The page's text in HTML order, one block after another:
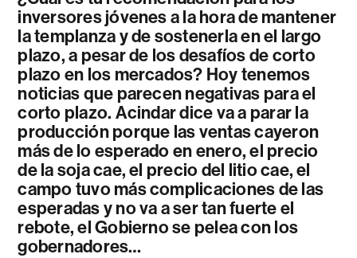
inversores jóvenes a la hora de mantener
la templanza y de sostenerla en el largo
plazo, a pesar de los desafíos de corto
plazo en los mercados? Hoy tenemos
noticias que parecen negativas para el
corto plazo. Acindar dice va a parar la
producción porque las ventas cayeron
más de lo esperado en enero, el precio
de la soja cae, el precio del litio cae, el
campo tuvo más complicaciones de las
esperadas y no va a ser tan fuerte el
rebote, el Gobierno se pelea con los
gobernadores…